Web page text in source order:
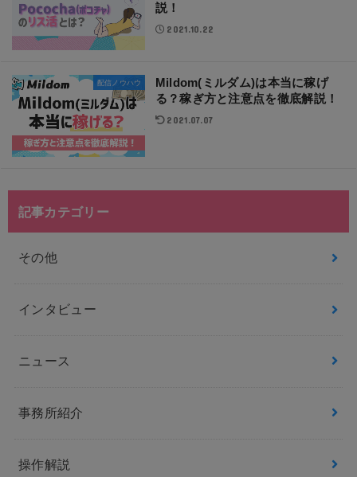
説！
2021.10.22
配信ノウハウ
Mildom(ミルダム)は本当に稼げ
る？稼ぎ方と注意点を徹底解説！
2021.07.07
記事カテゴリー
その他
インタビュー
ニュース
事務所紹介
操作解説